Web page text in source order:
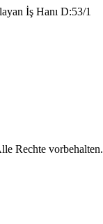
İş Hanı D:53/1
Rechte vorbehalten.